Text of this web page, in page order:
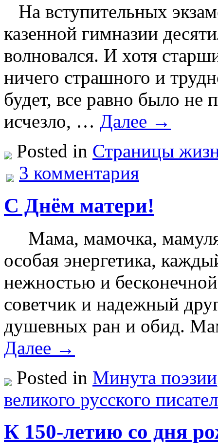
На вступительных
казенной гимназии
волновался. И хотя
ничего страшного и
будет, все равно было не
исчезло, … Далее →
Posted in Страницы
3 комментария
С Днём матери!
Мама, мамочка,
особая энергетика,
нежностью и
советчик и надежный
душевных ран и обид.
Далее →
Posted in Минута поэзии
великого русского
К 150-летию со дня